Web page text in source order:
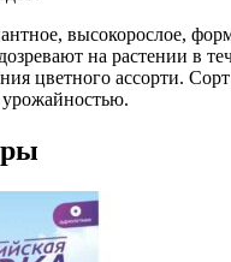
высокорослое,
на растении в
цветного ассорти.